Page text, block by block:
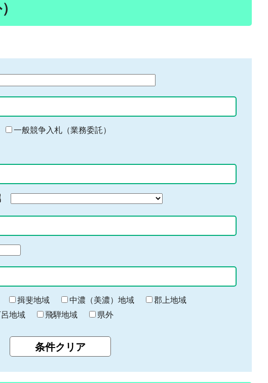
一般競争入札（業務委託）
揖斐地域 中濃（美濃）地域
郡上地域
地域 飛騨地域 県外